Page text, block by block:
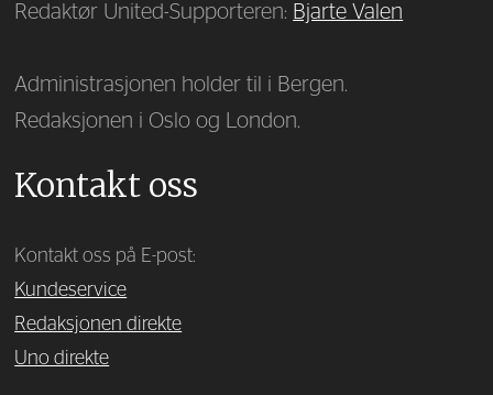
Redaktør United-Supporteren: Bjarte Valen
Administrasjonen holder til i Bergen.
Redaksjonen i Oslo og London.
Kontakt oss
Kontakt oss på E-post:
Kundeservice
Redaksjonen direkte
Uno direkte